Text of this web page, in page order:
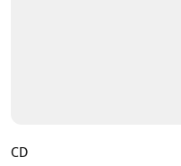
CD